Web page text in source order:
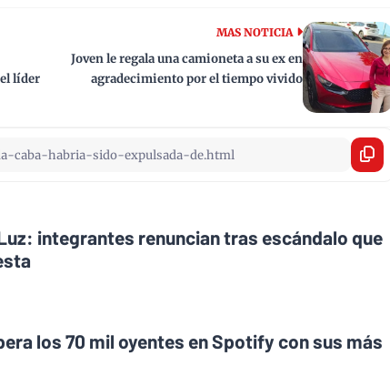
MAS NOTICIA
Joven le regala una camioneta a su ex en
agradecimiento por el tiempo vivido
líder
integrantes renuncian tras escándalo que
los 70 mil oyentes en Spotify con sus más